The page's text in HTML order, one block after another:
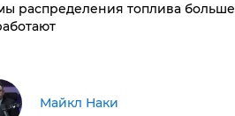
распределения топлива больше
Майкл Наки